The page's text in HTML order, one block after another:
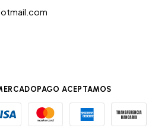
ACEPTAMOS